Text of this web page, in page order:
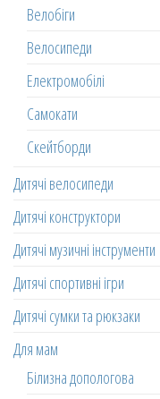
Велобіги
Велосипеди
Електромобілі
Самокати
Скейтборди
Дитячі велосипеди
Дитячі конструктори
Дитячі музичні інструменти
Дитячі спортивні ігри
Дитячі сумки та рюкзаки
Для мам
Білизна допологова